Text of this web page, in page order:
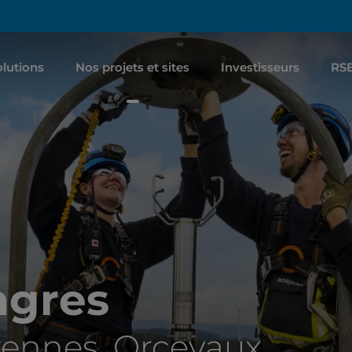
Nos projets et sites Investisseurs